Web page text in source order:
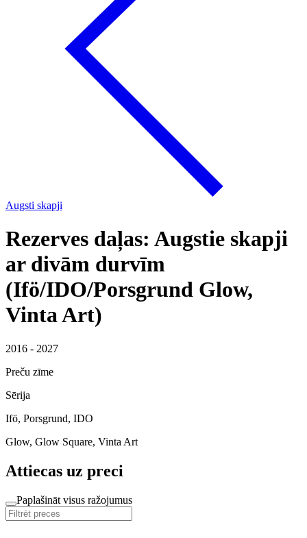
Augsti skapji
Rezerves daļas: Augstie skapji
ar divām durvīm
(Ifö/IDO/Porsgrund Glow,
Vinta Art)
2016 - 2027
Preču zīme
Sērija
Ifö, Porsgrund, IDO
Glow, Glow Square, Vinta Art
Attiecas uz preci
Paplašināt visus ražojumus